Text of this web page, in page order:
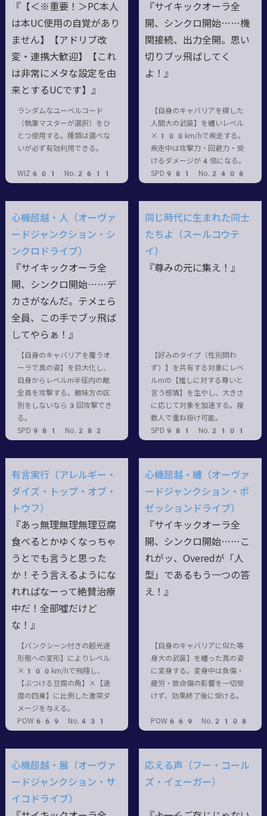
『【＜※重要！＞PC本人
は本UC使用の自覚があり
ません】【アドリブ改
変・連携大歓迎】【これ
は非常にメタな設定を由
来とするUCです】』
ランダムなユーベルコード
（執筆マスターが選択）をひ
とつ使用する。種類は選べな
いが必ず有効利用できる。
WIZ601 No.2611
『サイキックオーラ全
開、シンクロ開始……機
関接続、出力全開。思い
切りブッ飛ばしてく
よ！』
【自身のキャバリアを模した
人間大の武装】を纏いレベル
×100km/hで疾走する。
疾走中は攻撃力・回避力・受
けるダメージが4倍になる。
SPD981 No.2408
心機超越・人（オーヴァ
ードジャンクション・シ
ンクロドライブ）
『サイキックオーラ全
開、シンクロ開始……デ
カさがなんだ。テメェら
全員、この手でブッ飛ば
してやらぁ！』
【自身のキャバリアを覆うオ
ーラで真の姿】を巨大化し、
自身からレベルm半径内の敵
全員を攻撃する。敵味方の区
別をしないなら3回攻撃でき
る。
SPD981 No.282
同じ時代に生まれた同士
たちよ（スールコウテ
イ）
『尊みの元に集え！』
【好みのタイプ（性別問わ
ず）】を共有する対象にレベ
ルmの【推しに対する尊いと
言う感情】を生やし、大きさ
に応じて対象を加速する。複
数人で重ね掛け可能。
SPD981 No.2101
有言実行（アレルギー・
ダイズ・トップ・オブ・
トウフ）
『あっ無理無理無理豆腐
食べるとかゆくなっちゃ
うとでも言うと思った
か！そう言えるようにな
れればなーって絶賛治療
中だ！全部噓だけど
な！』
【バンクシーン付きの超光速
形態への変形】によりレベル
×100km/hで飛翔し、
【ぶつける豆腐の角】×【速
度の四乗】に比例した激突ダ
メージを与える。
POW669 No.431
心機超越・纏（オーヴァ
ードジャンクション・ポ
ゼッションドライブ）
『サイキックオーラ全
開、シンクロ開始……こ
れがッ、Overedが「人
型」であるもう一つの答
え！』
【自身のキャバリアに似た等
身大の武装】を纏った真の姿
に変身する。変身中は負傷・
疲労・致命傷の影響を一切受
けず、効果終了後に受ける。
POW669 No.2108
心機超越・展（オーヴァ
ードジャンクション・サ
イコドライブ）
応える声（フー・コール
ズ・イェーガー）